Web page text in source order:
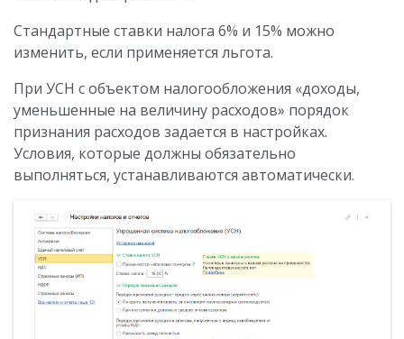
Стандартные ставки налога 6% и 15% можно
изменить, если применяется льгота.
При УСН с объектом налогообложения «доходы,
уменьшенные на величину расходов» порядок
признания расходов задается в настройках.
Условия, которые должны обязательно
выполняться, устанавливаются автоматически.